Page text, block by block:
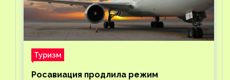
Туризм
Росавиация продлила режим